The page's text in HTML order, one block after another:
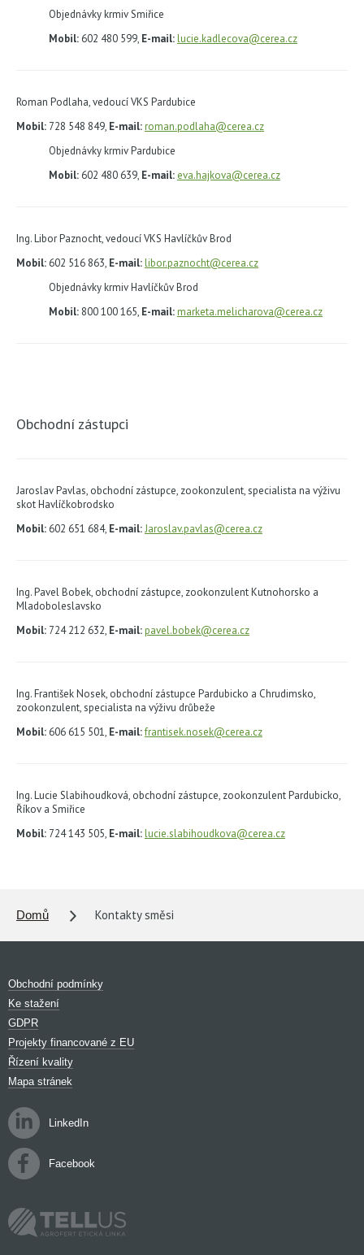
Objednávky krmiv Smiřice
Mobil: 602 480 599, E-mail:lucie.kadlecova@cerea.cz
Roman Podlaha, vedoucí VKS Pardubice
Mobil: 728 548 849, E-mail:roman.podlaha@cerea.cz
Objednávky krmiv Pardubice
Mobil: 602 480 639, E-mail: eva.hajkova@cerea.cz
Ing. Libor Paznocht, vedoucí VKS Havlíčkův Brod
Mobil: 602 516 863, E-mail:libor.paznocht@cerea.cz
Objednávky krmiv Havlíčkův Brod
Mobil: 800 100 165, E-mail:marketa.melicharova@cerea.cz
Obchodní zástupci
Jaroslav Pavlas, obchodní zástupce, zookonzulent, specialista na výživu
skot Havlíčkobrodsko
Mobil: 602 651 684, E-mail:Jaroslav.pavlas@cerea.cz
Ing. Pavel Bobek, obchodní zástupce, zookonzulent Kutnohorsko a
Mladoboleslavsko
Mobil: 724 212 632, E-mail:pavel.bobek@cerea.cz
Ing. František Nosek, obchodní zástupce Pardubicko a Chrudimsko,
zookonzulent, specialista na výživu drůbeže
Mobil: 606 615 501, E-mail:frantisek.nosek@cerea.cz
Ing. Lucie Slabihoudková, obchodní zástupce, zookonzulent Pardubicko,
Říkov a Smiřice
Mobil: 724 143 505, E-mail:lucie.slabihoudkova@cerea.cz
Domů Kontakty směsi
Obchodní podmínky
Ke stažení
GDPR
Projekty financované z EU
Řízení kvality
Mapa stránek
LinkedIn
Facebook